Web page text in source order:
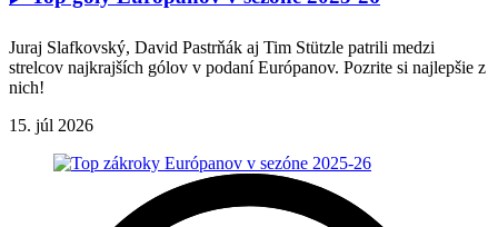
Juraj Slafkovský, David Pastrňák aj Tim Stützle patrili medzi
strelcov najkrajších gólov v podaní Európanov. Pozrite si najlepšie z
nich!
15. júl 2026